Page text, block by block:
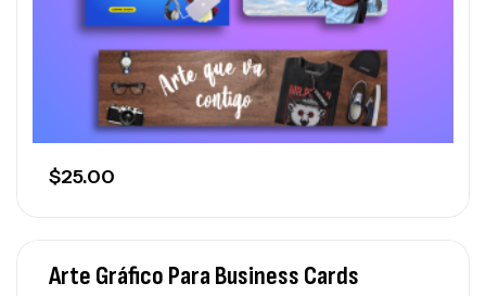
$25.00
Arte Gráfico Para Business Cards